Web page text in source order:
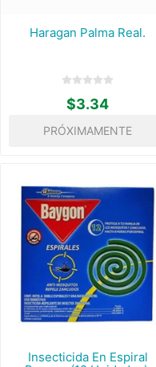
Haragan Palma Real.
$3.34
PRÓXIMAMENTE
Insecticida En Espiral